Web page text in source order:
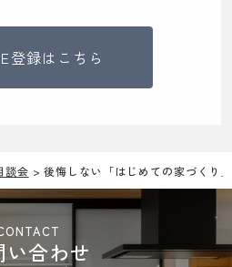
登録はこちら
談会 後悔しない「はじめての家づくり
い合わせ